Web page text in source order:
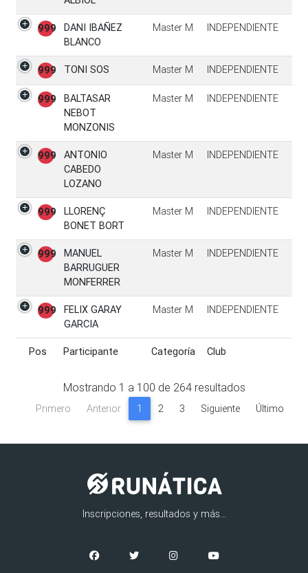
Pos Participante Categoría Club
999
DANI IBAÑEZ
BLANCO
Master M INDEPENDIENTE
999 TONI SOS Master M INDEPENDIENTE
999
BALTASAR
NEBOT
MONZONIS
Master M INDEPENDIENTE
999
ANTONIO
CABEDO
LOZANO
Master M INDEPENDIENTE
999
LLORENÇ
BONET BORT
Master M INDEPENDIENTE
999
MANUEL
BARRUGUER
MONFERRER
Master M INDEPENDIENTE
999
FELIX GARAY
GARCIA
Master M INDEPENDIENTE
Pos Participante Categoría Club
Mostrando 1 a 100 de 264 resultados
Primero Anterior 1 2 3 Siguiente Último
Inscripciones, resultados y más...